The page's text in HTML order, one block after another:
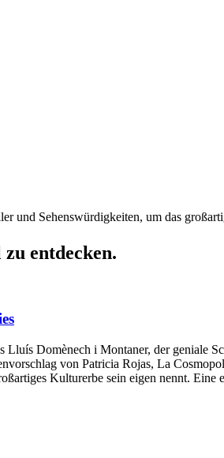
und Sehenswürdigkeiten, um das
entdecken.
Domènech i Montaner, der geniale
von Patricia Rojas, La
Kulturerbe sein eigen nennt. Eine